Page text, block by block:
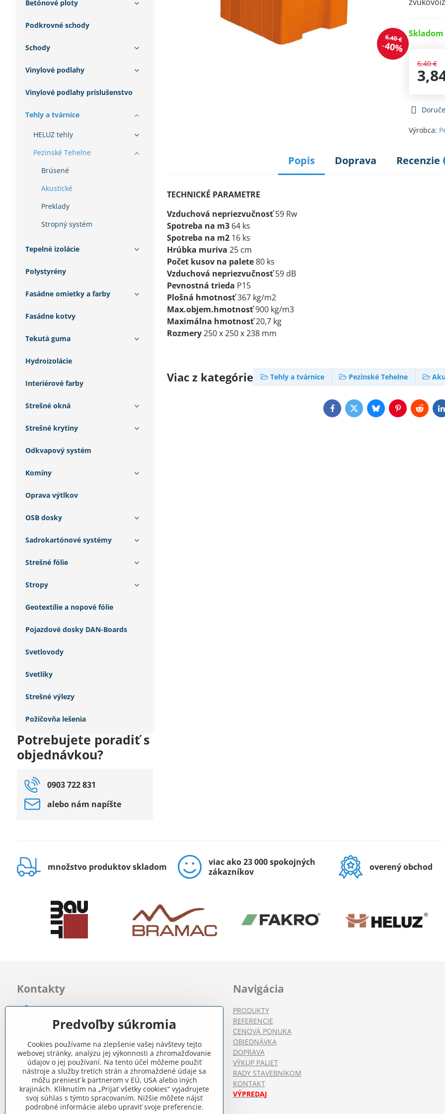
6,40 €
40%
6,40 €
Výrobca:
Popis Doprava Recenzie
TECHNICKÉ PARAMETRE
Vzduchová nepriezvučnosť59 Rw
Spotreba na m3 64 ks
Spotreba na m2 16 ks
Hrúbka muriva 25 cm
Počet kusov na palete80 ks
Vzduchová nepriezvučnosť59 dB
Pevnostná trieda P15
Plošná hmotnosť367 kg/m2
Max.objem.hmotnosť900 kg/m3
Maximálna hmotnosť20,7 kg
Rozmery250 x 250 x 238 mm
Viac z kategórie Tehly a tvárnice Pezinské Tehelne
FacebookTwitterBlueskyPinterestReddit
Betónové ploty
Podkrovné schody
Schody
Vinylové podlahy
Vinylové podlahy príslušenstvo
Tehly a tvárnice
HELUZ tehly
Pezinské Tehelne
Brúsené
Akustické
Preklady
Stropný systém
Tepelné izolácie
Polystyrény
Fasádne omietky a farby
Fasádne kotvy
Tekutá guma
Hydroizolácie
Interiérové farby
Strešné okná
Strešné krytiny
Odkvapový systém
Komíny
Oprava výtlkov
OSB dosky
Sadrokartónové systémy
Strešné fólie
Stropy
Geotextílie a nopové fólie
Pojazdové dosky DAN-Boards
Svetlovody
Svetlíky
Strešné výlezy
Požičovňa lešenia
Potrebujete poradiť s
objednávkou?
0903 722 831
alebo nám napíšte
množstvo produktov skladom
viac ako 23 000 spokojných
zákazníkov
overený obchod
Kontakty
Bratislavská 535 (areál RD)
Most pri Bratislave
Pon - Pia 8:00 - 11:30 a 12:15 - 15:30
Navigácia
PRODUKTY
REFERENCIE
CENOVÁ PONUKA
OBJEDNÁVKA
DOPRAVA
VÝKUP PALIET
RADY STAVEBNÍKOM
KONTAKT
VÝPREDAJ
Predvoľby súkromia
Cookies používame na zlepšenie vašej návštevy tejto
webovej stránky, analýzu jej výkonnosti a zhromažďovanie
údajov o jej používaní. Na tento účel môžeme použiť
nástroje a služby tretích strán a zhromaždené údaje sa
môžu preniesť k partnerom v EÚ, USA alebo iných
krajinách. Kliknutím na „Prijať všetky cookies“ vyjadrujete
svoj súhlas s týmto spracovaním. Nižšie môžete nájsť
podrobné informácie alebo upraviť svoje preferencie.